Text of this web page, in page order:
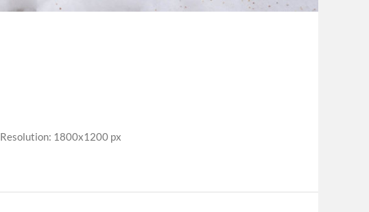
Resolution: 1800x1200 px